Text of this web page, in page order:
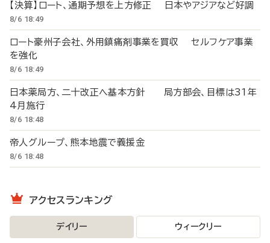
【決算】ロート、通期予想を上方修正 日本やアジアなど好調
8/6 18:49
ロート豪州子会社、外用鎮痛剤事業を買収 セルフケア事業
を強化
8/6 18:49
日本薬局方、二十改正へ基本方針 局方部会、目標は31年
4月施行
8/6 18:48
帝人グループ、熊本地震で義援金
8/6 18:48
アクセスランキング
デイリー ウィークリー